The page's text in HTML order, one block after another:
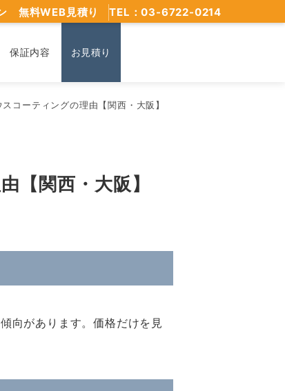
保証内容 お見積り
無料WEB見積り TEL：03-6722-0214
コーティングの理由【関西・大阪】
【関西・大阪】
向があります。価格だけを見